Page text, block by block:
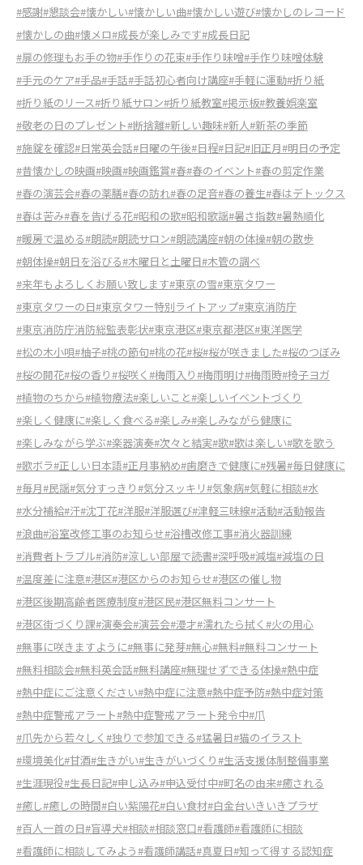
#感謝#懇談会#懐かしい#懐かしい曲#懐かしい遊び#懐かしのレコード
#懐かしの曲#懐メロ#成長が楽しみです#成長日記
#扉の修理もお手の物#手作りの花束#手作り味噌#手作り味噌体験
#手元のケア#手品#手話#手話初心者向け講座#手軽に運動#折り紙
#折り紙のリース#折り紙サロン#折り紙教室#掲示板#教養娯楽室
#敬老の日のプレゼント#断捨離#新しい趣味#新人#新茶の季節
#施錠を確認#日常英会話#日曜の午後#日程#日記#旧正月#明日の予定
#昔懐かしの映画#映画#映画鑑賞#春#春のイベント#春の剪定作業
#春の演芸会#春の薬膳#春の訪れ#春の足音#春の養生#春はデトックス
#春は苦み#春を告げる花#昭和の歌#昭和歌謡#暑さ指数#暑熱順化
#暖房で温める#朗読#朗読サロン#朗読講座#朝の体操#朝の散歩
#朝体操#朝日を浴びる#木曜日と土曜日#木管の調べ
#来年もよろしくお願い致します#東京の雪#東京タワー
#東京タワーの日#東京タワー特別ライトアップ#東京消防庁
#東京消防庁消防総監表彰状#東京港区#東京都港区#東洋医学
#松の木小唄#柚子#桃の節句#桃の花#桜#桜が咲きました#桜のつぼみ
#桜の開花#桜の香り#桜咲く #梅雨入り#梅雨明け#梅雨時#椅子ヨガ
#植物のちから#植物療法#楽しいこと#楽しいイベントづくり
#楽しく健康に#楽しく食べる#楽しみ#楽しみながら健康に
#楽しみながら学ぶ#楽器演奏#次々と結実#歌#歌は楽しい#歌を歌う
#歌ボラ#正しい日本語#正月事納め#歯磨きで健康に#残暑#毎日健康に
#毎月#民謡#気分すっきり#気分スッキリ#気象病#気軽に相談#水
#水分補給#汗#沈丁花#洋服#洋服選び#津軽三味線#活動#活動報告
#浪曲#浴室改修工事のお知らせ#浴槽改修工事#消火器訓練
#消費者トラブル#消防#涼しい部屋で読書#深呼吸#減塩#減塩の日
#温度差に注意#港区#港区からのお知らせ#港区の催し物
#港区後期高齢者医療制度#港区民#港区無料コンサート
#港区街づくり課#演奏会#演芸会#漫才#濡れたら拭く #火の用心
#無事に咲きますように#無事に発芽#無心#無料#無料コンサート
#無料相談会#無料英会話#無料講座#無理せずできる体操#熱中症
#熱中症にご注意ください#熱中症に注意#熱中症予防#熱中症対策
#熱中症警戒アラート#熱中症警戒アラート発令中#爪
#爪先から若々しく #独りで参加できる#猛暑日#猫のイラスト
#環境美化#甘酒#生きがい#生きがいづくり#生活支援体制整備事業
#生涯現役#生長日記#申し込み#申込受付中#町名の由来#癒される
#癒し#癒しの時間#白い紫陽花#白い食材#白金台いきいきプラザ
#百人一首の日#盲導犬#相談#相談窓口#看護師#看護師に相談
#看護師に相談してみよう#看護師講話#真夏日#知って得する認知症